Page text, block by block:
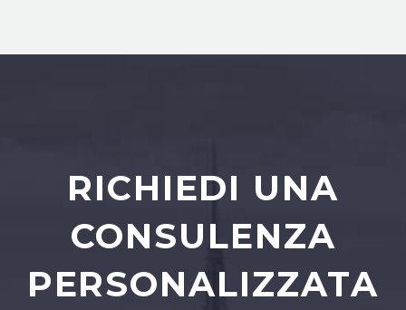
RICHIEDI UNA
CONSULENZA
PERSONALIZZATA